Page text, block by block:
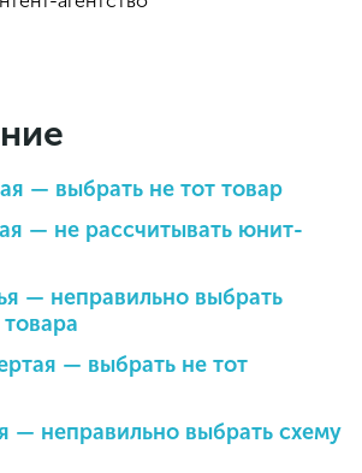
— выбрать не тот товар
— не рассчитывать юнит-
— неправильно выбрать
— выбрать не тот
— неправильно выбрать схему